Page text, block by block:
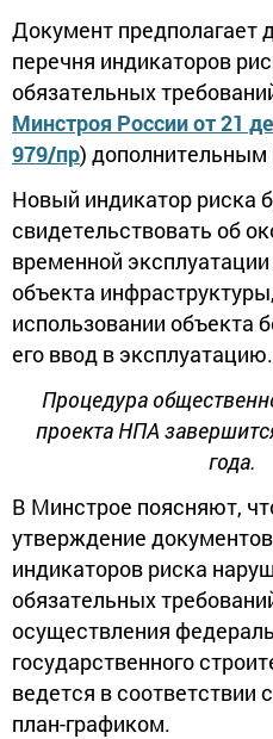
Документ предполагает
перечня индикаторов
обязательных
Минстроя России от 21
979/пр) дополнительным
Новый индикатор риска
свидетельствовать об
временной
объекта
использовании объекта
его ввод в эксплуатацию.
Процедура
проекта НПА
года.
В Минстрое поясняют,
утверждение
индикаторов риска
обязательных
осуществления
государственного
ведется в соответствии
план-графиком.